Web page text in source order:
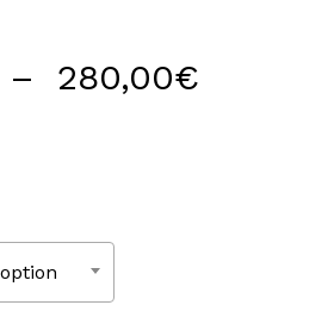
– 280,00€